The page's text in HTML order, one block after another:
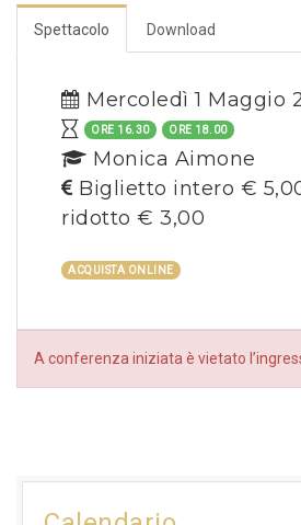
Spettacolo Download
Mercoledì 1 Maggio
ORE 16.30 ORE 18.00
Monica Aimone
Biglietto intero €
ridotto € 3,00
ACQUISTA ONLINE
A conferenza iniziata è vietato